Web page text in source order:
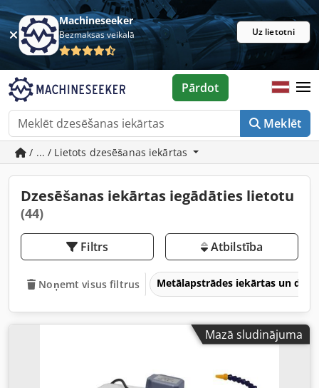
Machineseeker
Bezmaksas veikalā Uz lietotni
Meklēt
Pārdot
/ ... / Lietots dzesēšanas iekārtas
Dzesēšanas iekārtas iegādāties lietotu
(44)
Filtrs Atbilstība
Noņemt visus filtrus Metālapstrādes iekārtas un
Mazā sludinājuma